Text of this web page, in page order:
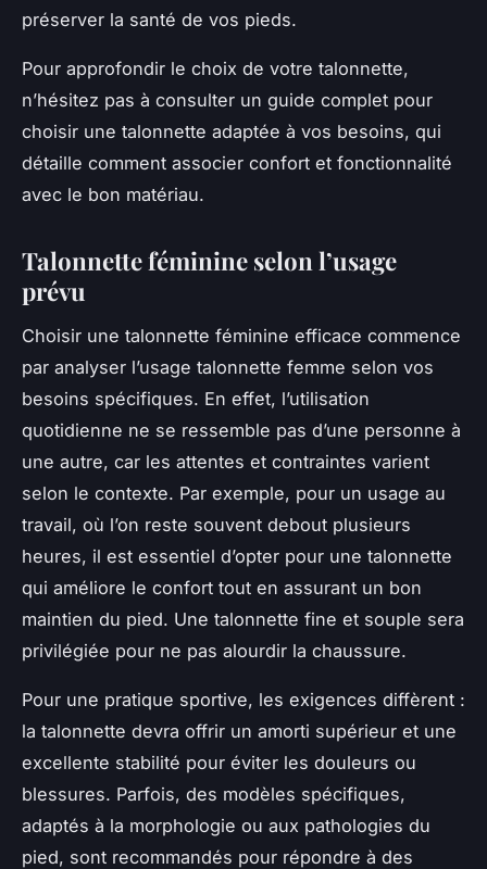
préserver la santé de vos pieds.
Pour approfondir le choix de votre talonnette,
n’hésitez pas à consulter un guide complet pour
choisir une talonnette adaptée à vos besoins, qui
détaille comment associer confort et fonctionnalité
avec le bon matériau.
Talonnette féminine selon l’usage
prévu
Choisir une talonnette féminine efficace commence
par analyser l’usage talonnette femme selon vos
besoins spécifiques. En effet, l’utilisation
quotidienne ne se ressemble pas d’une personne à
une autre, car les attentes et contraintes varient
selon le contexte. Par exemple, pour un usage au
travail, où l’on reste souvent debout plusieurs
heures, il est essentiel d’opter pour une talonnette
qui améliore le confort tout en assurant un bon
maintien du pied. Une talonnette fine et souple sera
privilégiée pour ne pas alourdir la chaussure.
Pour une pratique sportive, les exigences diffèrent :
la talonnette devra offrir un amorti supérieur et une
excellente stabilité pour éviter les douleurs ou
blessures. Parfois, des modèles spécifiques,
adaptés à la morphologie ou aux pathologies du
pied, sont recommandés pour répondre à des